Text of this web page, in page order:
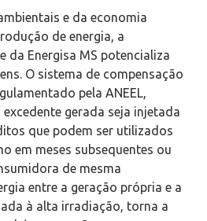
e da economia
de energia, a
da Energisa MS potencializa
O sistema de compensação
pela ANEEL,
gerada seja injetada
que podem ser utilizados
em meses subsequentes ou
de mesma
entre a geração própria e a
à alta irradiação, torna a